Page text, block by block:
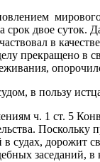
срок двое
в
прекращено в
в пользу
ч. 1 ст. 5
Поскольку
судах, дорожит
заседаний,